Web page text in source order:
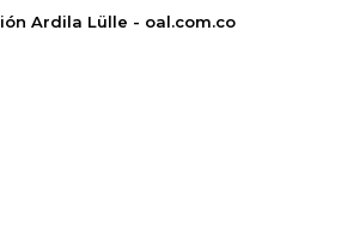
Ardila Lülle - oal.com.co